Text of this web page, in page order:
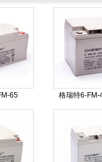
65 格瑞特6-FM-